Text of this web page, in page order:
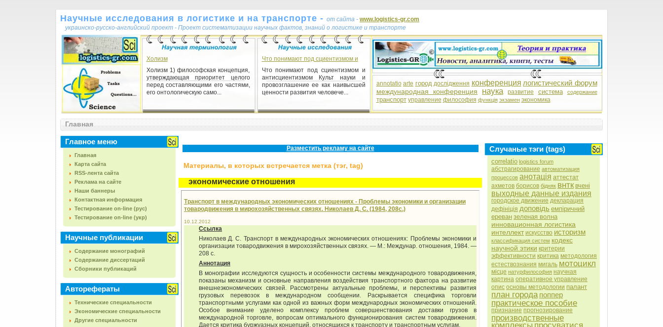
Научные исследования в логистике и на транспорте - от сайта - www.logistics-gr.com
украинско-русско-английский проект - Проект систематизации научных фактов, знаний о логистике и транспорте
Холизм
Холизм 1) философская концепция,
утверждающая приоритет целого
перед составляющими его частями,
его онтологическую само...
Венчурный бизнес
использование технических и
технологических новинок, р...
Что понимают под сциентизмом и
Что понимают под сциентизмом и
антисциентизмом Культ науки и
провозглашение ее как наивысшей
ценности развития человече...
annotatio arte город дослідження конференция логистический форум
международная конференция наука развитие система содержание
транспорт управление философия функція экзамен экономика
Главная
Главное меню
Главная
Карта сайта
RSS-лента сайта
Реклама на сайте
Наши баннеры
Контактная информация
Тестирование on-line (рус)
Тестирование on-line (укр)
Научные публикации
Содержание монографий
Содержание диссертаций
Сборники публикаций
Авторефераты
Технические специальности
Экономические специальности
Другие специальности
Разместить рекламу на сайте
Материалы, в которых встречается метка (тэг, tag)
экономические отношения
Транспорт в международных экономических отношениях - Проблемы экономики и организации
товародвижения в мирохозяйственных связях. Николаев Д. С. (1984, 208с.)
10.12.2012
Ссылка
Николаев Д. С. Транспорт в международных экономических отношениях: Проблемы экономики и
организации товародвижения в мирохозяйственных связях. — М.: Междунар. отношения, 1984. —
208 с.
Аннотация
В монографии исследуются сущность и особенности системы международного товародвижения,
показаны механизм и основные направления воздействия транспортного фактора на развитие
внешнеэкономических связей. Рассмотрены актуальные проблемы, и перспективы развития
грузовых перевозок в международном сообщении. Раскрывается специфика торговли
транспортными услугами как одной из важных форм международных экономических отношений.
Особое внимание уделено комплексу проблем совершенствования доставки грузов в
международной торговле, вопросам оптимального функционирования систем товародвижения.
Дается критика буржуазных концепций, относящихся к транспорту и транспортным услугам.
Случаные тэги (tags)
correlatio logistics forum
абстрагирование автоматизация
процессов анотація аттестат
ахметов борисов бідняк внтк вчені
выходные данные издания
городское движение декларация
дефініція доповідь емпіричний
ереван зеленая волна
инновационная логистика
интеллект искусство историзм
классификация систем кодекс
научной этики критерии
эффективности критика методология
естествознания мигаль мотоцикл
місце натурфилософия научная
картина оперативное управление
опис основы методологии палант
план города поппер
практическое пособие
признание прогнозирование
производственные